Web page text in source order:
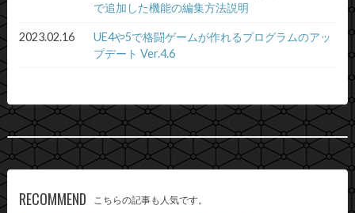
で追加した機能の編集方法説明
2023.02.16
UE4や5で格闘ゲームが作れるプログラムのアッ
プデート Ver.4.6
RECOMMEND こちらの記事も人気です。